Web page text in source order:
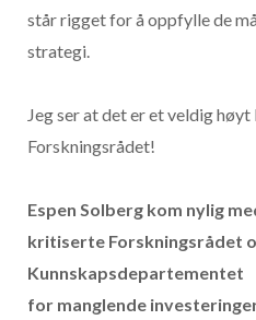
står rigget for å oppfylle de
strategi.
Jeg ser at det er et veldig
Forskningsrådet!
Espen Solberg kom nylig
kritiserte Forskningsrådet
Kunnskapsdepartementet
for manglende